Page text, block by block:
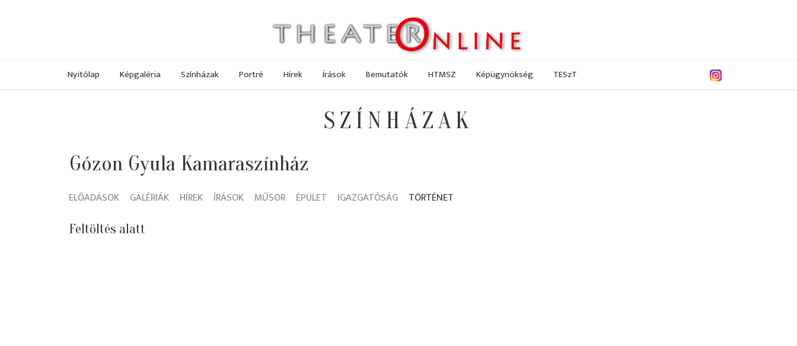
Nyitólap Képgaléria Színházak Portré Hírek Írások Bemutatók HTMSZ Képügynökség TESzT
SZÍNHÁZAK
Gózon Gyula Kamaraszínház
ELŐADÁSOK GALÉRIÁK HÍREK ÍRÁSOK MŰSOR ÉPÜLET IGAZGATÓSÁG TÖRTÉNET
Feltöltés alatt